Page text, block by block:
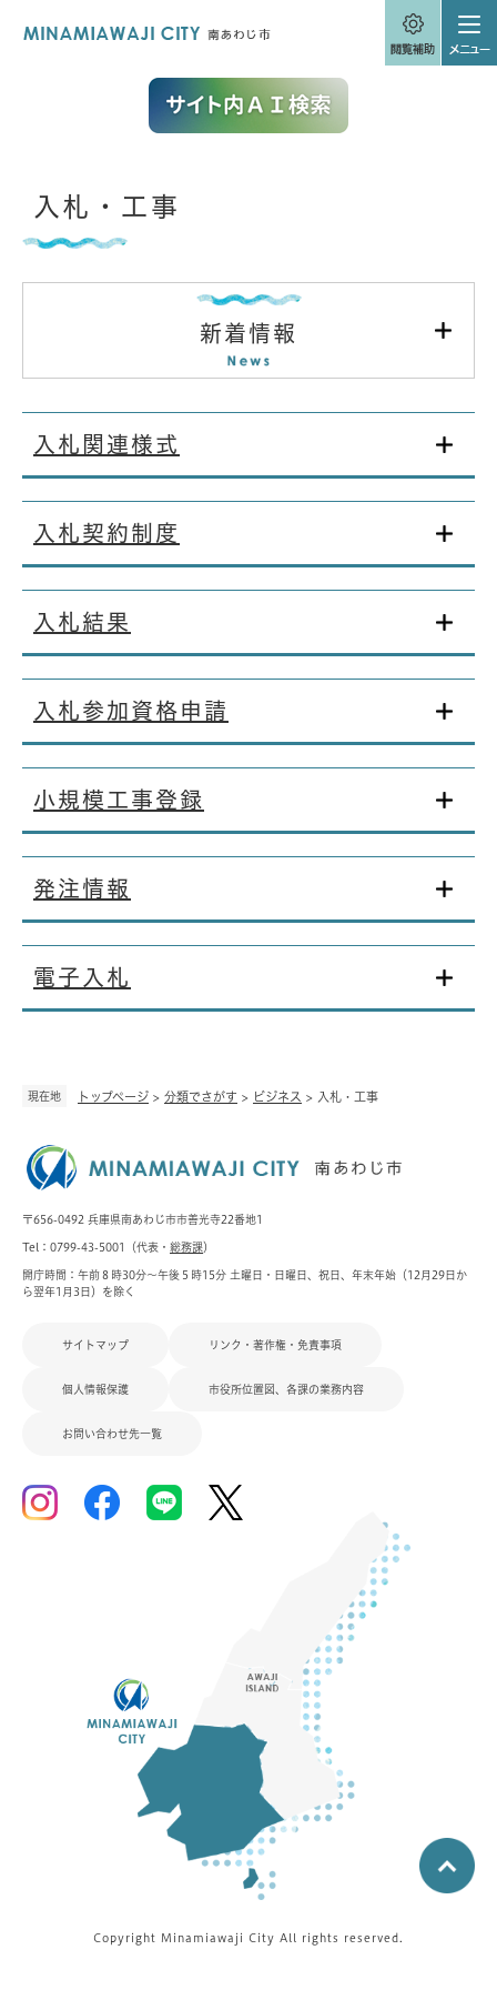
現在地 トップページ > 分類でさがす > ビジネス > 入札・工事
文入札・工事
新着情報
入札関連様式
入札契約制度
入札結果
入札参加資格申請
小規模工事登録
発注情報
電子入札
〒656-0492 兵庫県南あわじ市市善光寺22番地1
Tel：0799-43-5001（代表・ 総務課）
開庁時間：午前８時30分～午後５時15分 土曜日・日曜日、祝日、年末年始（12月29日か
ら翌年1月3日）を除く
サイトマップ リンク・著作権・免責事項
個人情報保護 市役所位置図、各課の業務内容
お問い合わせ先一覧
Copyright Minamiawaji City All rights reserved.